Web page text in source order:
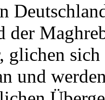
der
glichen
und